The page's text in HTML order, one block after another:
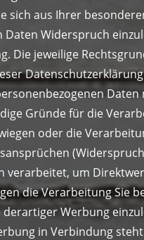
sich aus Ihrer
Widerspruch
Die jeweilige
Gründe für die
oder die
(Widerspruch
verarbeitet, um
die Verarbeitung Sie
Werbung
in Verbindung